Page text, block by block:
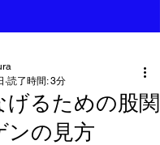
げるための股関
ンの見方
読了時間: 3分